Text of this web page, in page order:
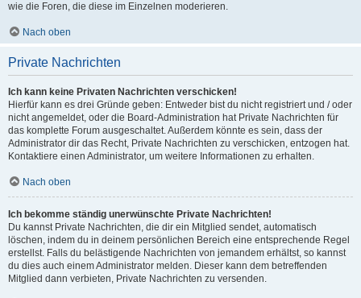
wie die Foren, die diese im Einzelnen moderieren.
Nach oben
Private Nachrichten
Ich kann keine Privaten Nachrichten verschicken!
Hierfür kann es drei Gründe geben: Entweder bist du nicht registriert und / oder
nicht angemeldet, oder die Board-Administration hat Private Nachrichten für
das komplette Forum ausgeschaltet. Außerdem könnte es sein, dass der
Administrator dir das Recht, Private Nachrichten zu verschicken, entzogen hat.
Kontaktiere einen Administrator, um weitere Informationen zu erhalten.
Nach oben
Ich bekomme ständig unerwünschte Private Nachrichten!
Du kannst Private Nachrichten, die dir ein Mitglied sendet, automatisch
löschen, indem du in deinem persönlichen Bereich eine entsprechende Regel
erstellst. Falls du belästigende Nachrichten von jemandem erhältst, so kannst
du dies auch einem Administrator melden. Dieser kann dem betreffenden
Mitglied dann verbieten, Private Nachrichten zu versenden.